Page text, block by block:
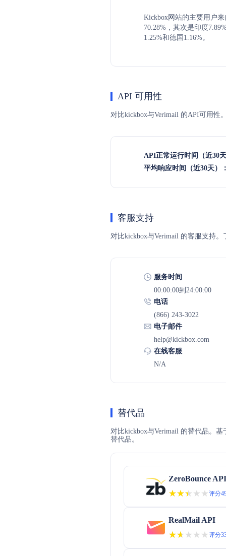
Kickbox网站的主要用户
70.28%，其次是印度
1.25%和德国1.16%。
API 可用性
对比kickbox与Verimail 的API可用性
API正常运行时间（近30
平均响应时间（近30天）
客服支持
对比kickbox与Verimail 的客服支持
服务时间
00:00:00到24:00:00
电话
(866) 243-3022
电子邮件
help@kickbox.com
在线客服
N/A
替代品
对比kickbox与Verimail 的替代品。
替代品。
ZeroBounce API
★★★★★
★★★★★评分
RealMail API
★★★★★
★★★★★评分